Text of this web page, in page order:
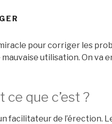
pour corriger les
utilisation. On va
ce que c’est ?
facilitateur de l’érection.